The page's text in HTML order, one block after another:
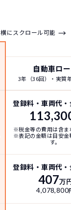
横にスクロール可能 →
自動車ロ
3年（36回）・実質
登録料・車両代
※税金等の費用は含ま
※表記の金額は目安金
す。
登録料・車両代
407万
4,078,800